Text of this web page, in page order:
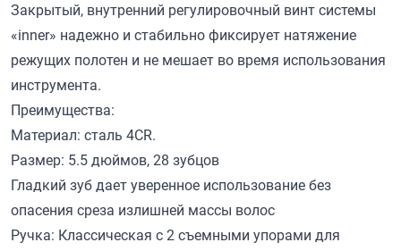
Закрытый, внутренний регулировочный винт системы
«inner» надежно и стабильно фиксирует натяжение
режущих полотен и не мешает во время использования
инструмента.
Преимущества:
Материал: сталь 4CR.
Размер: 5.5 дюймов, 28 зубцов
Гладкий зуб дает уверенное использование без
опасения среза излишней массы волос
Ручка: Классическая с 2 съемными упорами для